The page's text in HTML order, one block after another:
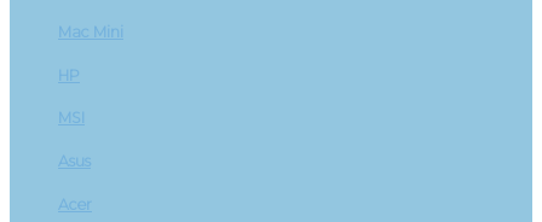
Mac Mini
HP
MSI
Asus
Acer